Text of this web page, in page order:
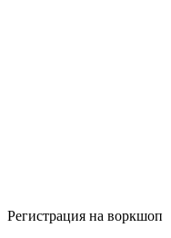
Регистрация на воркшоп